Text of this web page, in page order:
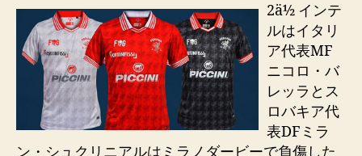
2ä½ インテ
ルはイタリ
ア代表MF
ニコロ・バ
レッラとス
ロバキア代
表DFミラ
ン・シュクリニアルはミラノダービーで負傷した